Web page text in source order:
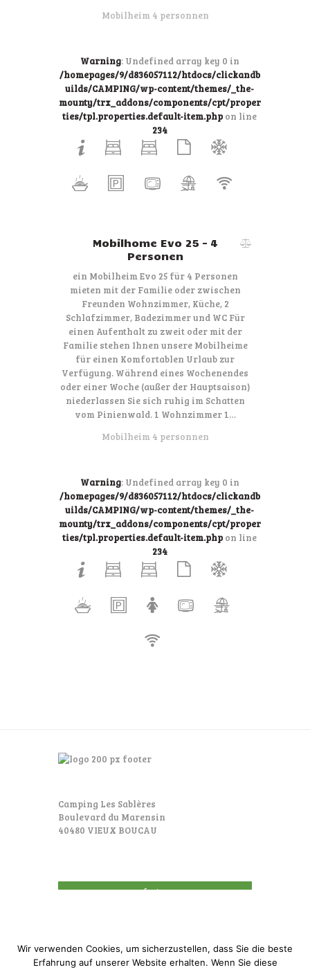
Mobilheim 4 personnen
Warning: Undefined array key 0 in
/homepages/9/d836057112/htdocs/clickandb
uilds/CAMPING/wp-content/themes/_the-
mounty/trx_addons/components/cpt/proper
ties/tpl.properties.default-item.php on line
234
Mobilhome Evo 25 – 4
Personen
ein Mobilheim Evo 25 für 4 Personen
mieten mit der Familie oder zwischen
Freunden Wohnzimmer, Küche, 2
Schlafzimmer, Badezimmer und WC Für
einen Aufenthalt zu zweit oder mit der
Familie stehen Ihnen unsere Mobilheime
für einen Komfortablen Urlaub zur
Verfügung. Während eines Wochenendes
oder einer Woche (außer der Hauptsaison)
niederlassen Sie sich ruhig im Schatten
vom Pinienwald. 1 Wohnzimmer 1…
Mobilheim 4 personnen
Warning: Undefined array key 0 in
/homepages/9/d836057112/htdocs/clickandb
uilds/CAMPING/wp-content/themes/_the-
mounty/trx_addons/components/cpt/proper
ties/tpl.properties.default-item.php on line
234
Camping Les Sablères
Boulevard du Marensin
40480 VIEUX BOUCAU
footer
Wir verwenden Cookies, um sicherzustellen, dass Sie die beste
Erfahrung auf unserer Website erhalten. Wenn Sie diese